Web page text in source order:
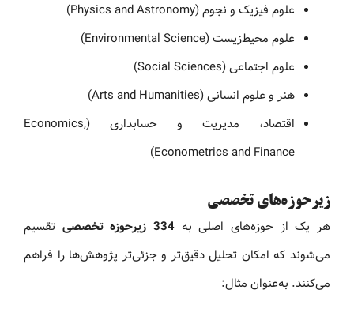
علوم فیزیک و نجوم (Physics and Astronomy)
علوم محیط‌زیست (Environmental Science)
علوم اجتماعی (Social Sciences)
هنر و علوم انسانی (Arts and Humanities)
اقتصاد، مدیریت و حسابداری (Economics,
Econometrics and Finance)
زیرحوزه‌های تخصصی
هر یک از حوزه‌های اصلی به 334 زیرحوزه تخصصی
تقسیم
می‌شوند که امکان تحلیل دقیق‌تر و جزئی‌تر پژوهش‌ها را فراهم
می‌کنند. به‌عنوان مثال: